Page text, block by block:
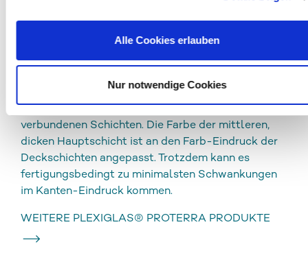
Alle Cookies erlauben
Nur notwendige Cookies
Platten enthalten bis zu 90 % recycelten
PLEXIGLAS® Rohstoff.
verbundenen Schichten. Die Farbe der mittleren,
dicken Hauptschicht ist an den Farb-Eindruck der
Deckschichten angepasst. Trotzdem kann es
fertigungsbedingt zu minimalsten Schwankungen
im Kanten-Eindruck kommen.
WEITERE PLEXIGLAS® PROTERRA PRODUKTE